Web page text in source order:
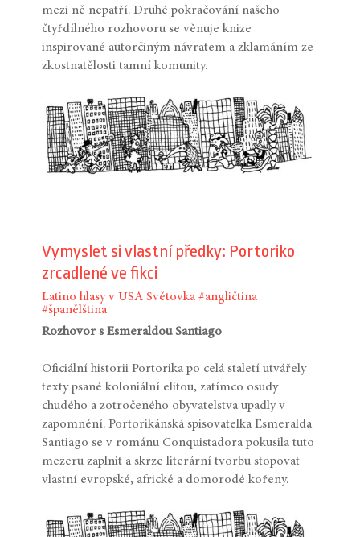
mezi ně nepatří. Druhé pokračování našeho
čtyřdílného rozhovoru se věnuje knize
inspirované autorčiným návratem a zklamáním ze
zkostnatělosti tamní komunity.
Vymyslet si vlastní předky: Portoriko
zrcadlené ve fikci
Latino hlasy v USA Světovka #angličtina
#španělština
Rozhovor s Esmeraldou Santiago
Oficiální historii Portorika po celá staletí utvářely
texty psané koloniální elitou, zatímco osudy
chudého a zotročeného obyvatelstva upadly v
zapomnění. Portorikánská spisovatelka Esmeralda
Santiago se v románu Conquistadora pokusila tuto
mezeru zaplnit a skrze literární tvorbu stopovat
vlastní evropské, africké a domorodé kořeny.